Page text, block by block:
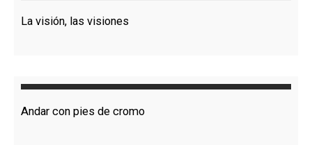
La visión, las visiones
Andar con pies de cromo